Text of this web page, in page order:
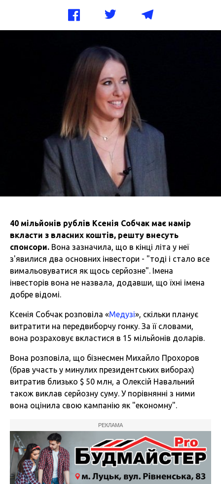
40 мільйонів рублів Ксенія Собчак має намір
вкласти з власних коштів, решту внесуть
спонсори. Вона зазначила, що в кінці літа у неї
з'явилися два основних інвестори - "тоді і стало все
вимальовуватися як щось серйозне". Імена
інвесторів вона не назвала, додавши, що їхні імена
добре відомі.
Ксенія Собчак розповіла «Медузі», скільки планує
витратити на передвиборчу гонку. За її словами,
вона розраховує вкластися в 15 мільйонів доларів.
Вона розповіла, що бізнесмен Михайло Прохоров
(брав участь у минулих президентських виборах)
витратив близько $ 50 млн, а Олексій Навальний
також виклав серйозну суму. У порівнянні з ними
вона оцінила свою кампанію як "економну".
РЕКЛАМА